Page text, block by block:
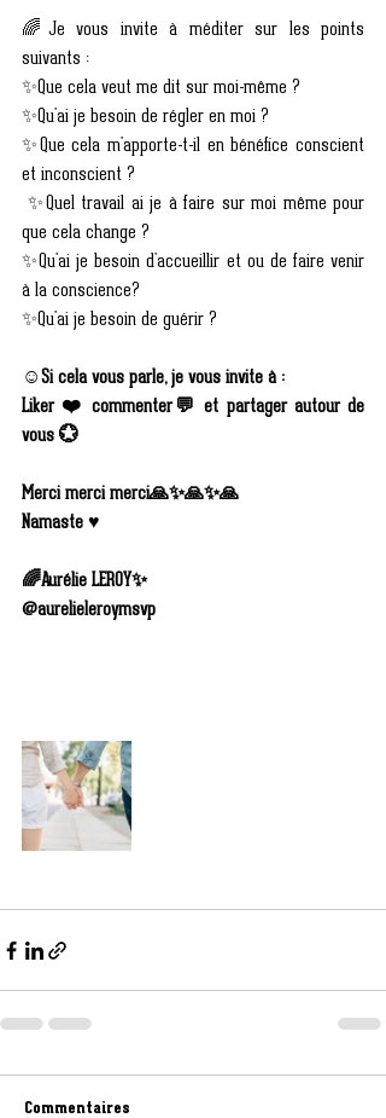
🌈Je vous invite à méditer sur les points
suivants :
✨Que cela veut me dit sur moi-même ?
✨Qu'ai je besoin de régler en moi ?
✨Que cela m'apporte-t-il en bénéfice conscient
et inconscient ?
✨Quel travail ai je à faire sur moi même pour
que cela change ?
✨Qu'ai je besoin d'accueillir et ou de faire venir
à la conscience?
✨Qu'ai je besoin de guérir ?
☺️Si cela vous parle, je vous invite à :
Liker ❤️ commenter💬 et partager autour de
vous 💮
Merci merci merci🙏✨🙏✨🙏
Namaste ♥️
🌈Aurélie LEROY✨
@aurelieleroymsvp
Commentaires